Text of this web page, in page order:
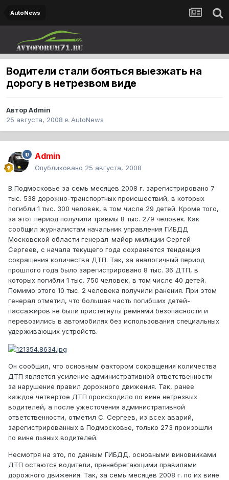
AutoNews
Водители стали бояться выезжать на
дорогу в нетрезвом виде
АвторAdmin
25 августа, 2008 в AutoNews
Admin
Опубликовано 25 августа, 2008
В Подмосковье за семь месяцев 2008 г. зарегистрировано 7
тыс. 538 дорожно-транспортных происшествий, в которых
погибли 1 тыс. 300 человек, в том числе 29 детей. Кроме того,
за этот период получили травмы 8 тыс. 279 человек. Как
сообщил журналистам начальник управления ГИБДД
Московской области генерал-майор милиции Сергей
Сергеев, с начала текущего года сохраняется тенденция
сокращения количества ДТП. Так, за аналогичный период
прошлого года было зарегистрировано 8 тыс. 36 ДТП, в
которых погибли 1 тыс. 750 человек, в том числе 40 детей.
Помимо этого 10 тыс. 2 человека получили ранения. При этом
генерал отметил, что большая часть погибших детей-
пассажиров не были пристегнуты ремнями безопасности и
перевозились в автомобилях без использования специальных
удерживающих устройств.
Он сообщил, что основным фактором сокращения количества
ДТП является усиление административной ответственности
за нарушение правил дорожного движения. Так, ранее
каждое четвертое ДТП происходило по вине нетрезвых
водителей, а после ужесточения административной
ответственности, отметил С. Сергеев, из всех аварий,
зарегистрированных в Подмосковье, только 273 произошли
по вине пьяных водителей.
Несмотря на это, по данным ГИБДД, основными виновниками
ДТП остаются водители, пренебрегающими правилами
дорожного движения. Так, за семь месяцев 2008 г. по их вине